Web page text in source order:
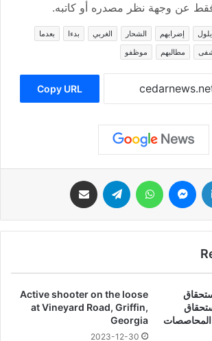
عن وجهة نظر مصدره أو كاتبه.
إضرابهم الشحار الغربي بدءا
بعدما
مطالبهم موظفو
Copy URL
لينكدإن ماسنجر واتساب تيلقرام
المحاصصات
Active shooter on the loose
at Vineyard Road, Griffin,
Georgia
2023-12-30